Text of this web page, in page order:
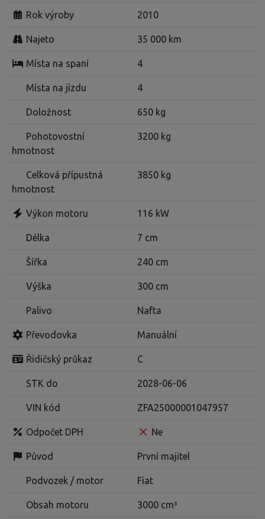
Rok výroby 2010
Najeto 35 000 km
Místa na spaní 4
Místa na jízdu 4
Doložnost 650 kg
Pohotovostní
hmotnost
3200 kg
Celková přípustná
hmotnost
3850 kg
Výkon motoru 116 kW
Délka 7 cm
Šířka 240 cm
Výška 300 cm
Palivo Nafta
Převodovka Manuální
Řidičský průkaz C
STK do 2028-06-06
VIN kód ZFA25000001047957
Odpočet DPH Ne
Původ První majitel
Podvozek / motor Fiat
Obsah motoru 3000 cm³